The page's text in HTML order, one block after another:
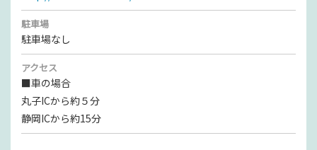
駐車場
駐車場なし
アクセス
■車の場合
丸子ICから約５分
静岡ICから約15分